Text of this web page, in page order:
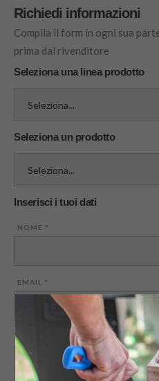
Richiedi informazioni
Compila il form in ogni sua
prima dal rivenditore
Seleziona una linea prodotto
Seleziona un prodotto
Inserisci i tuoi dati
NOME *
EMAIL *
MESSAGGIO